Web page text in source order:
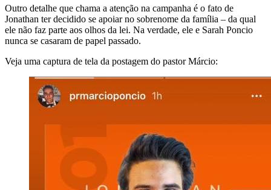
Outro detalhe que chama a atenção na campanha é o fato de
Jonathan ter decidido se apoiar no sobrenome da família – da qual
ele não faz parte aos olhos da lei. Na verdade, ele e Sarah Poncio
nunca se casaram de papel passado.
Veja uma captura de tela da postagem do pastor Márcio: